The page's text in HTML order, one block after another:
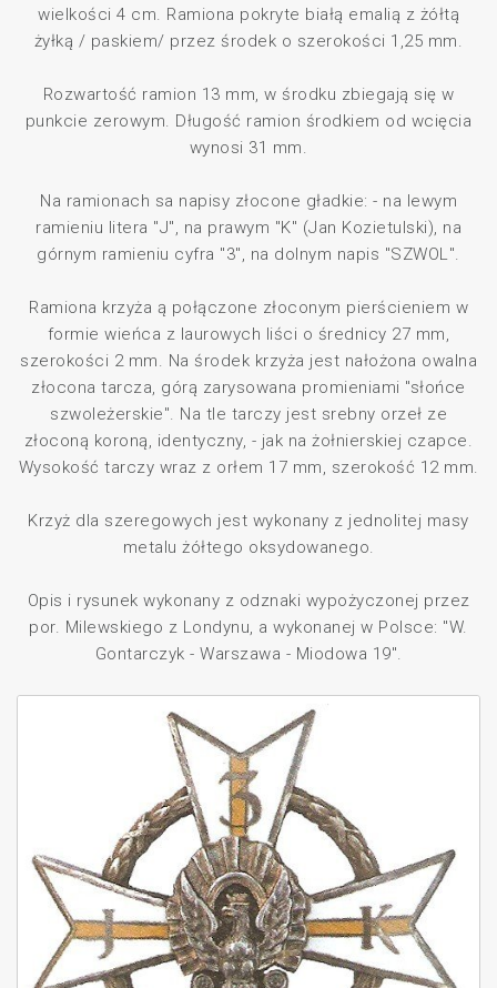
wielkości 4 cm. Ramiona pokryte białą emalią z żółtą
żyłką / paskiem/ przez środek o szerokości 1,25 mm.
Rozwartość ramion 13 mm, w środku zbiegają się w
punkcie zerowym. Długość ramion środkiem od wcięcia
wynosi 31 mm.
Na ramionach sa napisy złocone gładkie: - na lewym
ramieniu litera "J", na prawym "K" (Jan Kozietulski), na
górnym ramieniu cyfra "3", na dolnym napis "SZWOL".
Ramiona krzyża ą połączone złoconym pierścieniem w
formie wieńca z laurowych liści o średnicy 27 mm,
szerokości 2 mm. Na środek krzyża jest nałożona owalna
złocona tarcza, górą zarysowana promieniami "słońce
szwoleżerskie". Na tle tarczy jest srebny orzeł ze
złoconą koroną, identyczny, - jak na żołnierskiej czapce.
Wysokość tarczy wraz z orłem 17 mm, szerokość 12 mm.
Krzyż dla szeregowych jest wykonany z jednolitej masy
metalu żółtego oksydowanego.
Opis i rysunek wykonany z odznaki wypożyczonej przez
por. Milewskiego z Londynu, a wykonanej w Polsce: "W.
Gontarczyk - Warszawa - Miodowa 19".